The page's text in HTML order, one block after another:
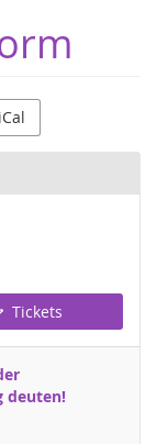
iCal
Tickets
deuten!